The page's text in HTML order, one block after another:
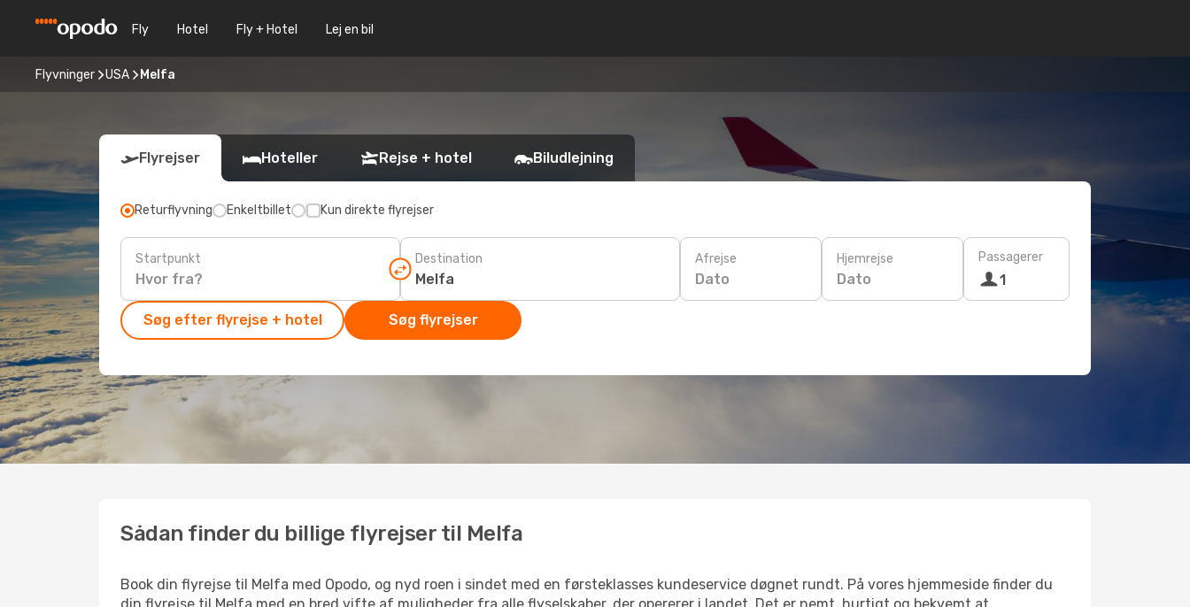
Fly Hotel Fly + Hotel Lej en bil
Flyvninger USA Melfa
Flyrejser Hoteller Rejse + hotel Biludlejning
Returflyvning Enkeltbillet Kun direkte flyrejser
Startpunkt Destination Afrejse
Dato
Hjemrejse
Dato
Passagerer
1
Søg efter flyrejse + hotel Søg flyrejser
Sådan finder du billige flyrejser til Melfa
Book din flyrejse til Melfa med Opodo, og nyd roen i sindet med en førsteklasses kundeservice døgnet rundt. På vores hjemmeside finder du